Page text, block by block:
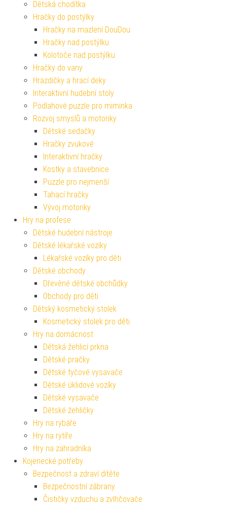
Dětská chodítka
Hračky do postýlky
Hračky na mazlení DouDou
Hračky nad postýlku
Kolotoče nad postýlku
Hračky do vany
Hrazdičky a hrací deky
Interaktivní hudební stoly
Podlahové puzzle pro miminka
Rozvoj smyslů a motoriky
Dětské sedačky
Hračky zvukové
Interaktivní hračky
Kostky a stavebnice
Puzzle pro nejmenší
Tahací hračky
Vývoj motoriky
Hry na profese
Dětské hudební nástroje
Dětské lékařské vozíky
Lékařské vozíky pro děti
Dětské obchody
Dřevěné dětské obchůdky
Obchody pro děti
Dětský kosmetický stolek
Kosmetický stolek pro děti
Hry na domácnost
Dětská žehlicí prkna
Dětské pračky
Dětské tyčové vysavače
Dětské úklidové vozíky
Dětské vysavače
Dětské žehličky
Hry na rybáře
Hry na rytíře
Hry na zahradníka
Kojenecké potřeby
Bezpečnost a zdraví dítěte
Bezpečnostní zábrany
Čističky vzduchu a zvlhčovače